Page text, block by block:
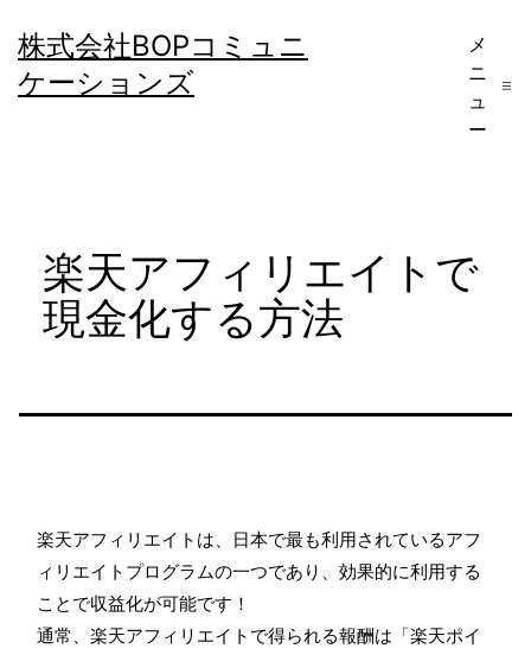
ン
テ
株式会社BOPコミュニ
ケーションズ
メ
ニ
ュ
ー
楽天アフィリエイトで
現金化する方法
楽天アフィリエイトは、日本で最も利用されているアフ
ィリエイトプログラムの一つであり、効果的に利用する
ことで収益化が可能です！
通常、楽天アフィリエイトで得られる報酬は「楽天ポイ